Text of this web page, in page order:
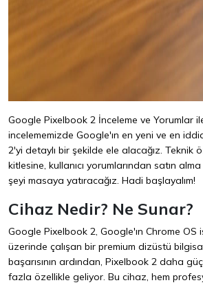
Google Pixelbook 2 İnceleme ve Yorumlar
incelememizde Google'ın en yeni ve en
2'yi detaylı bir şekilde ele alacağız. Teknik
kitlesine, kullanıcı yorumlarından satın
şeyi masaya yatıracağız. Hadi başlayalım!
Cihaz Nedir? Ne Sunar?
Google Pixelbook 2, Google'ın Chrome OS
üzerinde çalışan bir premium dizüstü
başarısının ardından, Pixelbook 2 daha
fazla özellikle geliyor. Bu cihaz, hem